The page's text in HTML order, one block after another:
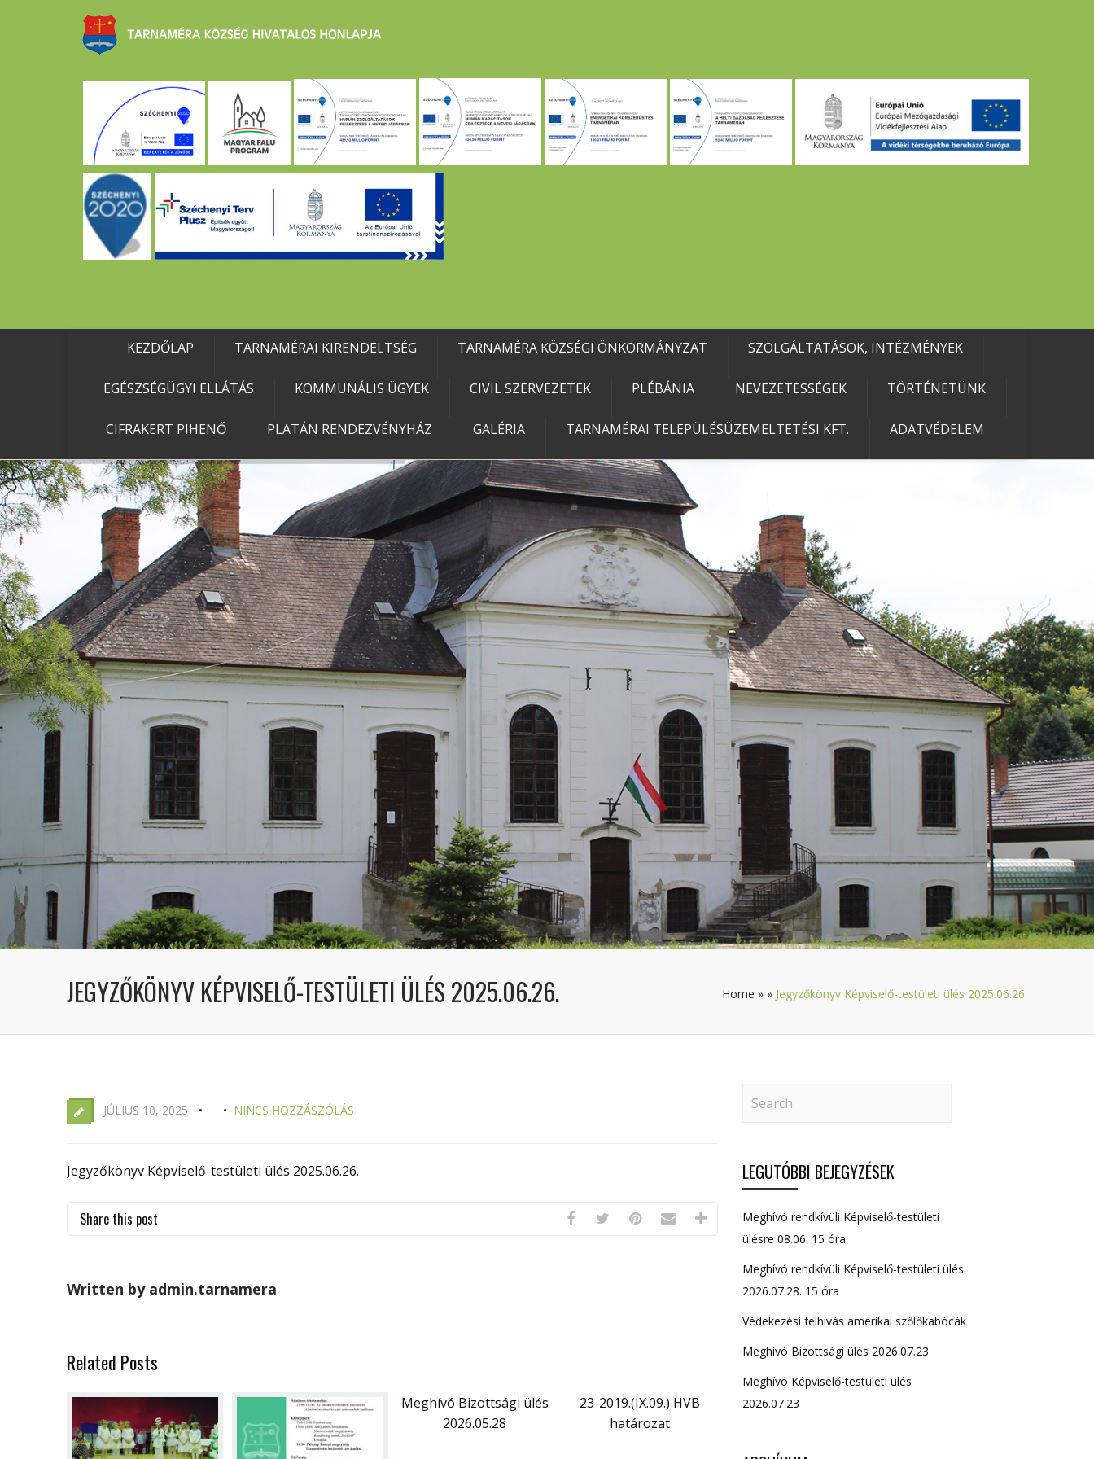
KEZDŐLAP TARNAMÉRAI KIRENDELTSÉG TARNAMÉRA KÖZSÉGI ÖNKORMÁNYZAT SZOLGÁLTATÁSOK, INTÉZMÉNYEK
EGÉSZSÉGÜGYI ELLÁTÁS KOMMUNÁLIS ÜGYEK CIVIL SZERVEZETEK PLÉBÁNIA NEVEZETESSÉGEK TÖRTÉNETÜNK
CIFRAKERT PIHENŐ PLATÁN RENDEZVÉNYHÁZ GALÉRIA TARNAMÉRAI TELEPÜLÉSÜZEMELTETÉSI KFT. ADATVÉDELEM
JEGYZŐKÖNYV KÉPVISELŐ-TESTÜLETI ÜLÉS 2025.06.26. Home » » Jegyzőkönyv Képviselő-testületi ülés 2025.06.26.
JÚLIUS 10, 2025 NINCS HOZZÁSZÓLÁS
Jegyzőkönyv Képviselő-testületi ülés 2025.06.26.
Share this post
Written by admin.tarnamera
Related Posts
Meghívó Bizottsági ülés
2026.05.28
23-2019.(IX.09.) HVB
határozat
LEGUTÓBBI BEJEGYZÉSEK
Meghívó rendkívüli Képviselő-testületi
ülésre 08.06. 15 óra
Meghívó rendkívüli Képviselő-testületi ülés
2026.07.28. 15 óra
Védekezési felhívás amerikai szőlőkabócák
Meghívó Bizottsági ülés 2026.07.23
Meghívó Képviselő-testületi ülés
2026.07.23